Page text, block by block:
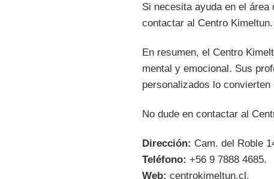
Si necesita ayuda en el
contactar al Centro
En resumen, el Centro
mental y emocional. Sus
personalizados lo
No dude en contactar al
Dirección: Cam. del Roble
Teléfono: +56 9 7888 4685.
Web: centrokimeltun.cl.